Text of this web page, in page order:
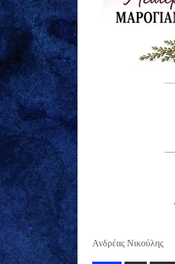
Ανδρέας Νικούλης